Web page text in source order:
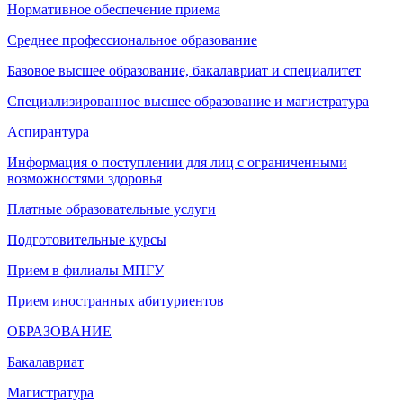
Нормативное обеспечение приема
Среднее профессиональное образование
Базовое высшее образование, бакалавриат и специалитет
Специализированное высшее образование и магистратура
Аспирантура
Информация о поступлении для лиц с ограниченными
возможностями здоровья
Платные образовательные услуги
Подготовительные курсы
Прием в филиалы МПГУ
Прием иностранных абитуриентов
ОБРАЗОВАНИЕ
Бакалавриат
Магистратура